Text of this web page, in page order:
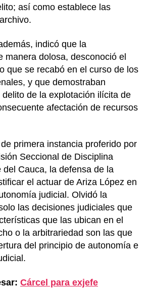
así como establece las
indicó que la
manera dolosa, desconoció el
que se recabó en el curso de los
y que demostraban
de la explotación ilícita de
afectación de recursos
primera instancia proferido por
Seccional de Disciplina
del Cauca, la defensa de la
el actuar de Ariza López en
judicial. Olvidó la
las decisiones judiciales que
que las ubican en el
o la arbitrariedad son las que
del principio de autonomía e
Cárcel para exjefe